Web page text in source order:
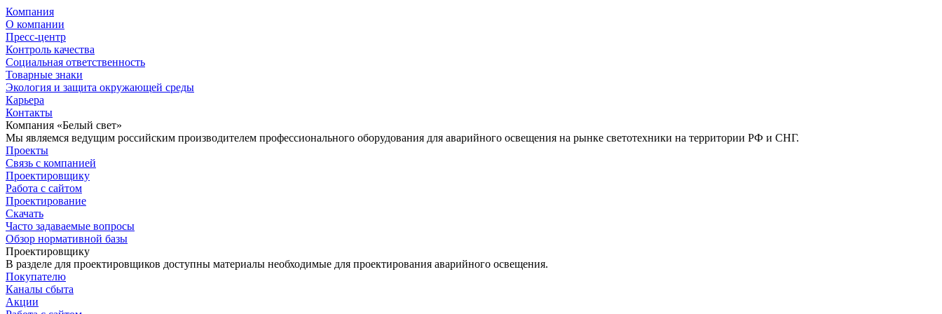
Компания
О компании
Пресс-центр
Контроль качества
Социальная ответственность
Товарные знаки
Экология и защита окружающей среды
Карьера
Контакты
Компания «Белый свет»
Мы являемся ведущим российским производителем профессионального оборудования для аварийного освещения на рынке светотехники на территории РФ и СНГ.
Проекты
Связь с компанией
Проектировщику
Работа с сайтом
Проектирование
Скачать
Часто задаваемые вопросы
Обзор нормативной базы
Проектировщику
В разделе для проектировщиков доступны материалы необходимые для проектирования аварийного освещения.
Покупателю
Каналы сбыта
Акции